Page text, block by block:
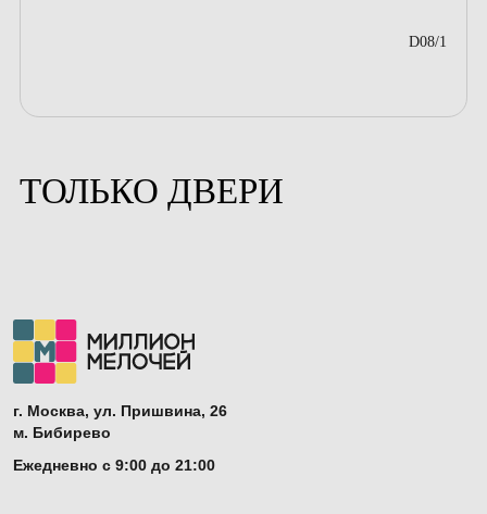
D08/1
ТОЛЬКО ДВЕРИ
г. Москва, ул. Пришвина, 26
м. Бибирево
Ежедневно с 9:00 до 21:00